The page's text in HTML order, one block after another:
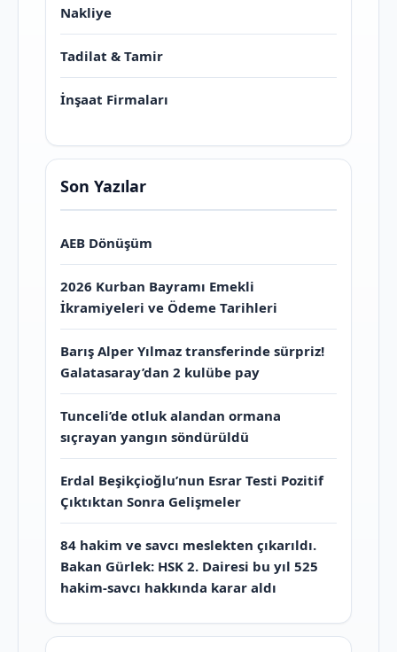
Nakliye
Tadilat & Tamir
İnşaat Firmaları
Son Yazılar
AEB Dönüşüm
2026 Kurban Bayramı Emekli
İkramiyeleri ve Ödeme Tarihleri
Barış Alper Yılmaz transferinde sürpriz!
Galatasaray’dan 2 kulübe pay
Tunceli’de otluk alandan ormana
sıçrayan yangın söndürüldü
Erdal Beşikçioğlu’nun Esrar Testi Pozitif
Çıktıktan Sonra Gelişmeler
84 hakim ve savcı meslekten çıkarıldı.
Bakan Gürlek: HSK 2. Dairesi bu yıl 525
hakim-savcı hakkında karar aldı